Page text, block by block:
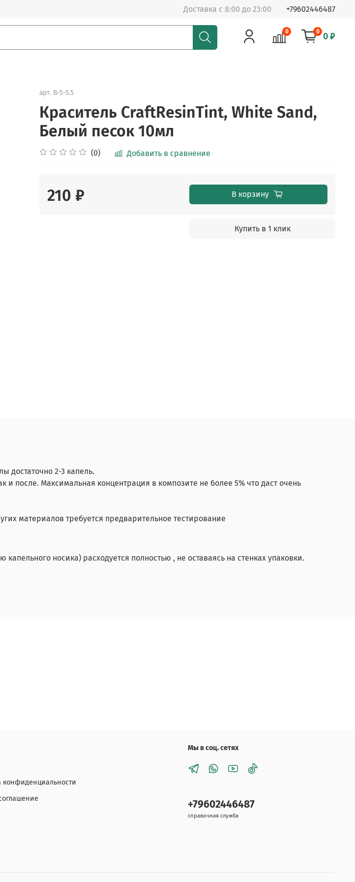
Доставка с 8:00 до 23:00 +79602446487
0 0 0 ₽
арт. B-5-5.5
Краситель CraftResinTint, White Sand,
Белый песок 10мл
(0) Добавить в сравнение
210 ₽ В корзину
Купить в 1 клик
достаточно 2-3 капель.
после. Максимальная концентрация в композите не более 5% что даст очень
материалов требуется предварительное тестирование
носика) расходуется полностью , не оставаясь на стенках упаковки.
конфиденциальности
Мы в соц. сетях
+79602446487
справочная служба